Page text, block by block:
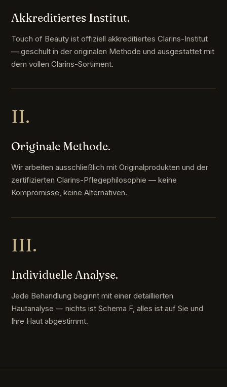
Akkreditiertes Institut.
Touch of Beauty ist offiziell akkreditiertes Clarins-Institut
— geschult in der originalen Methode und ausgestattet mit
dem vollen Clarins-Sortiment.
II.
Originale Methode.
Wir arbeiten ausschließlich mit Originalprodukten und der
zertifizierten Clarins-Pflegephilosophie — keine
Kompromisse, keine Alternativen.
III.
Individuelle Analyse.
Jede Behandlung beginnt mit einer detaillierten
Hautanalyse — nichts ist Schema F, alles ist auf Sie und
Ihre Haut abgestimmt.